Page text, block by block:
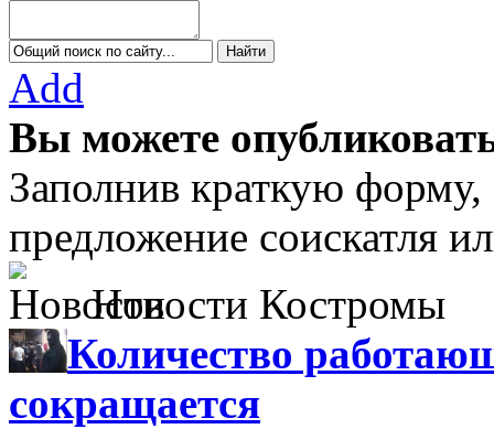
Add
Вы можете
Заполнив краткую
предложение соискатля
Новости Костромы
Количество
сокращается